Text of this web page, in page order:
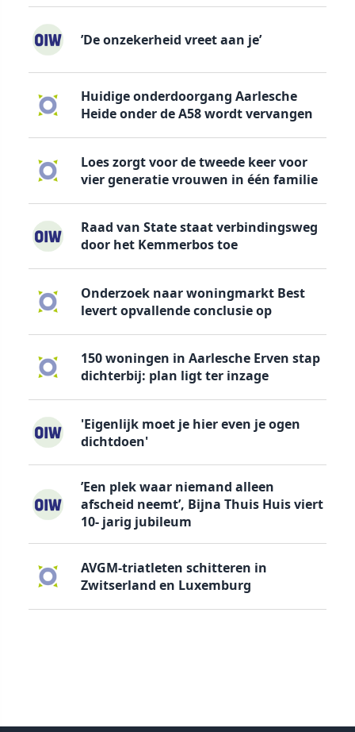
’De onzekerheid vreet aan je’
Huidige onderdoorgang Aarlesche
Heide onder de A58 wordt vervangen
Loes zorgt voor de tweede keer voor
vier generatie vrouwen in één familie
Raad van State staat verbindingsweg
door het Kemmerbos toe
Onderzoek naar woningmarkt Best
levert opvallende conclusie op
150 woningen in Aarlesche Erven stap
dichterbij: plan ligt ter inzage
'Eigenlijk moet je hier even je ogen
dichtdoen'
’Een plek waar niemand alleen
afscheid neemt’, Bijna Thuis Huis viert
10- jarig jubileum
AVGM-triatleten schitteren in
Zwitserland en Luxemburg